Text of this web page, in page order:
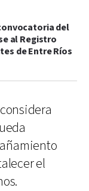
del
al Registro
de Entre Ríos
el